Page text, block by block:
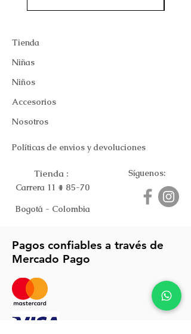
Tienda
Niñas
Niños
Accesorios
Nosotros
Políticas de envios y devoluciones
Tienda :
Carrera 11 # 85-70
Bogotá - Colombia
Síguenos:
Pagos confiables a través de
Mercado Pago